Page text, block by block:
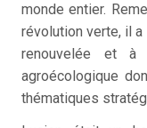
monde entier.
révolution verte, il
renouvelée et à
agroécologique
thématiques